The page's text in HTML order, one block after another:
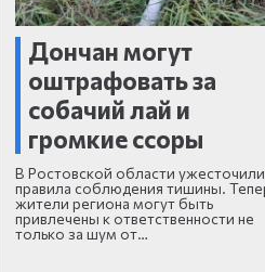
Дончан могут
оштрафовать за
собачий лай и
громкие ссоры
В Ростовской области ужесточили
правила соблюдения тишины.
жители региона могут быть
привлечены к ответственности не
только за шум от…